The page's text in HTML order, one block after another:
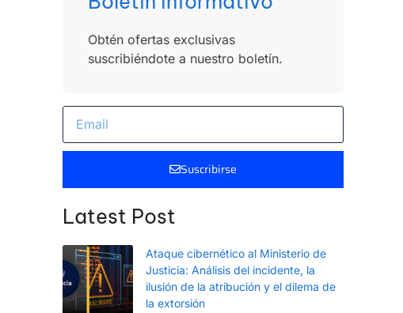
Obtén ofertas exclusivas
suscribiéndote a nuestro boletín.
Suscribirse
Latest Post
Ataque cibernético al Ministerio de
Justicia: Análisis del incidente, la
ilusión de la atribución y el dilema de
la extorsión